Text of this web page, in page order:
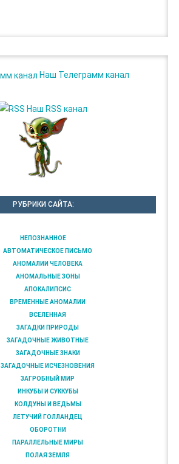
Наш Телеграмм канал
Наш RSS канал
РУБРИКИ САЙТА:
НЕПОЗНАННОЕ
АВТОМАТИЧЕСКОЕ ПИСЬМО
АНОМАЛИИ ЧЕЛОВЕКА
АНОМАЛЬНЫЕ ЗОНЫ
АПОКАЛИПСИС
ВРЕМЕННЫЕ АНОМАЛИИ
ВСЕЛЕННАЯ
ЗАГАДКИ ПРИРОДЫ
ЗАГАДОЧНЫЕ ЖИВОТНЫЕ
ЗАГАДОЧНЫЕ ЗНАКИ
ЗАГАДОЧНЫЕ ИСЧЕЗНОВЕНИЯ
ЗАГРОБНЫЙ МИР
ИНКУБЫ И СУККУБЫ
КОЛДУНЫ И ВЕДЬМЫ
ЛЕТУЧИЙ ГОЛЛАНДЕЦ
ОБОРОТНИ
ПАРАЛЛЕЛЬНЫЕ МИРЫ
ПОЛАЯ ЗЕМЛЯ